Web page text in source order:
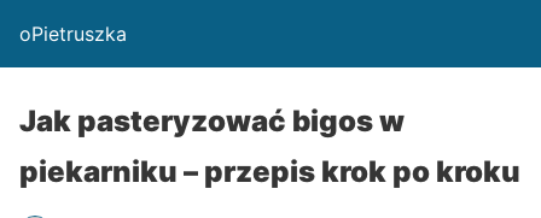
oPietruszka
Jak pasteryzować bigos w
piekarniku – przepis krok po kroku